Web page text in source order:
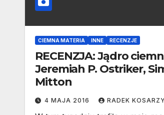
CIEMNA MATERIA INNE RECENZJE
RECENZJA: Jądro
Jeremiah P. Ostriker,
Mitton
4 MAJA 2016 RADEK